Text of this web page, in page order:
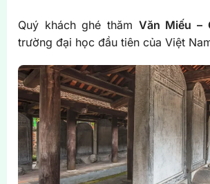
Quý khách ghé thăm Văn Miếu –
trường đại học đầu tiên của Việt